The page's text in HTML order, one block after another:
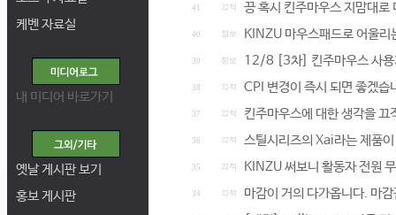
케벤 자료실
내 미디어 바로가기
옛날 게시판 보기
홍보 게시판
41 끄적 끙 혹시 킨주마우스 지맘대로
40 정보 KINZU 마우스패드로 어울
39 정보 12/8 [3차] 킨주마우스 사용
38 끄적 CPI 변경이 즉시 되면 좋겠습
37 끄적 킨주마우스에 대한 생각을 끄
36 끄적 스틸시리즈의 Xai라는 제품
35 끄적 KINZU 써보니 활동자 전원
34 끄적 마감이 거의 다가옵니다. 마